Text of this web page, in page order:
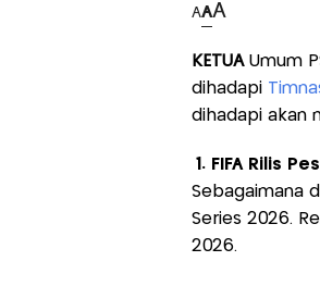
AAA
KETUAUmum
dihadapi
dihadapi akan
1. FIFA Rilis
Sebagaimana
Series 2026.
2026.